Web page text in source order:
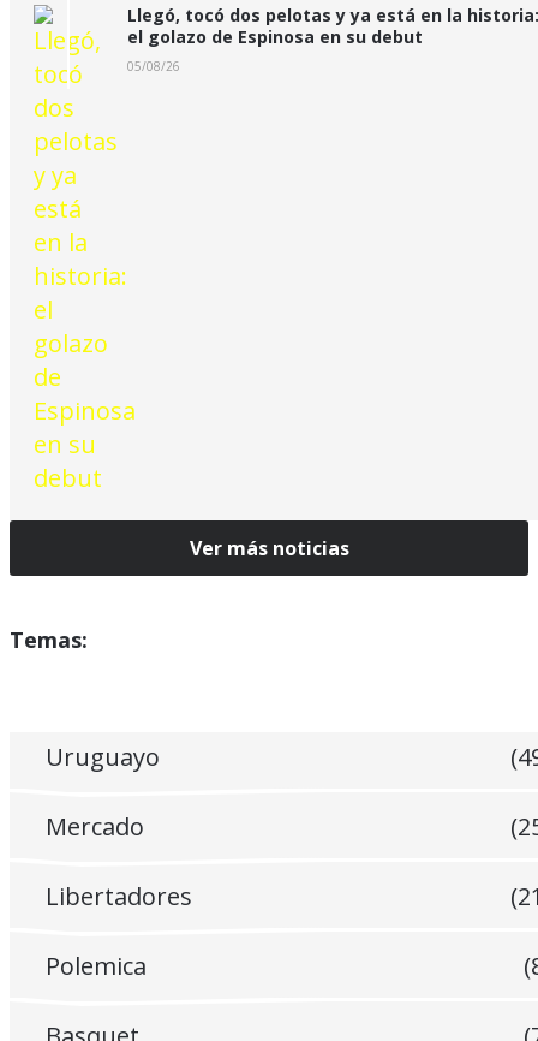
Llegó, tocó dos pelotas y ya está en la historia:
el golazo de Espinosa en su debut
05/08/26
Ver más noticias
Temas:
Uruguayo
Mercado
Libertadores
Polemica